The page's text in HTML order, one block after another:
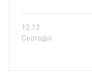
12.12
Сьогодні